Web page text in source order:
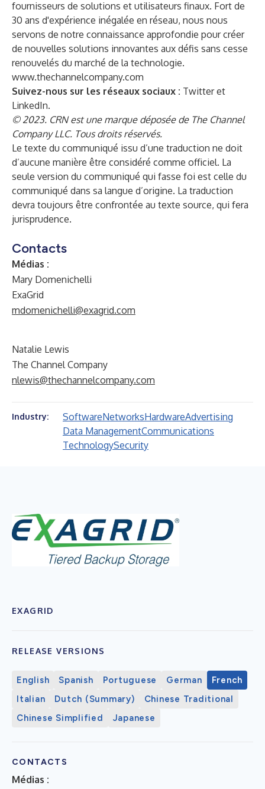
fournisseurs de solutions et utilisateurs finaux. Fort de
30 ans d'expérience inégalée en réseau, nous nous
servons de notre connaissance approfondie pour créer
de nouvelles solutions innovantes aux défis sans cesse
renouvelés du marché de la technologie.
www.thechannelcompany.com
Suivez-nous sur les réseaux sociaux : Twitteret
LinkedIn.
© 2023. CRN est une marque déposée de The Channel
Company LLC. Tous droits réservés.
Le texte du communiqué issu d’une traduction ne doit
d’aucune manière être considéré comme officiel. La
seule version du communiqué qui fasse foi est celle du
communiqué dans sa langue d’origine. La traduction
devra toujours être confrontée au texte source, qui fera
jurisprudence.
Contacts
Médias :
Mary Domenichelli
ExaGrid
mdomenichelli@exagrid.com
Natalie Lewis
The Channel Company
nlewis@thechannelcompany.com
Industry: SoftwareNetworksHardwareAdvertising
Data ManagementCommunications
TechnologySecurity
EXAGRID
RELEASE VERSIONS
English Spanish Portuguese German
French
Italian
Dutch (Summary)
Chinese Traditional
Chinese Simplified
Japanese
CONTACTS
Médias :